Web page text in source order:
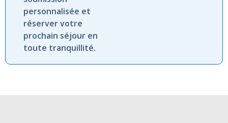
personnalisée et
réserver votre
prochain séjour en
toute tranquillité.